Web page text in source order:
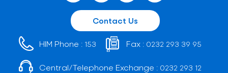
Contact Us
HIM Phone : 153 Fax : 0232 293 39 95
Central/Telephone Exchange : 0232 293 12